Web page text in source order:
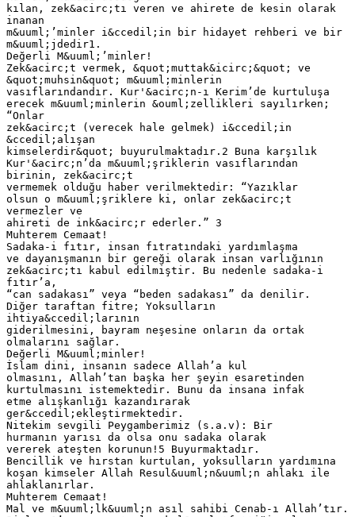
kılan, zek&acirc;tı veren ve ahirete de kesin olarak
inanan
m&uuml;’minler i&ccedil;in bir hidayet rehberi ve bir
m&uuml;jdedir1.
Değerli M&uuml;’minler!
Zek&acirc;t vermek, &quot;muttak&icirc;&quot; ve
&quot;muhsin&quot; m&uuml;minlerin
vasıflarındandır. Kur'&acirc;n-ı Kerim’de kurtuluşa
erecek m&uuml;minlerin &ouml;zellikleri sayılırken;
“Onlar
zek&acirc;t (verecek hale gelmek) i&ccedil;in
&ccedil;alışan
kimselerdir&quot; buyurulmaktadır.2 Buna karşılık
Kur'&acirc;n’da m&uuml;şriklerin vasıflarından
birinin, zek&acirc;t
vermemek olduğu haber verilmektedir: “Yazıklar
olsun o m&uuml;şriklere ki, onlar zek&acirc;t
vermezler ve
ahireti de ink&acirc;r ederler.” 3
Muhterem Cemaat!
Sadaka-i fıtır, insan fıtratındaki yardımlaşma
ve dayanışmanın bir gereği olarak insan varlığının
zek&acirc;tı kabul edilmiştir. Bu nedenle sadaka-i
fıtır’a,
“can sadakası” veya “beden sadakası” da denilir.
Diğer taraftan fitre; Yoksulların
ihtiya&ccedil;larının
giderilmesini, bayram neşesine onların da ortak
olmalarını sağlar.
Değerli M&uuml;minler!
İslam dini, insanın sadece Allah’a kul
olmasını, Allah’tan başka her şeyin esaretinden
kurtulmasını istemektedir. Bunu da insana infak
etme alışkanlığı kazandırarak
ger&ccedil;ekleştirmektedir.
Nitekim sevgili Peygamberimiz (s.a.v): Bir
hurmanın yarısı da olsa onu sadaka olarak
vererek ateşten korunun!5 Buyurmaktadır.
Bencillik ve hırstan kurtulan, yoksulların yardımına
koşan kimseler Allah Resul&uuml;n&uuml;n ahlakı ile
ahlaklanırlar.
Muhterem Cemaat!
Mal ve m&uuml;lk&uuml;n asıl sahibi Cenab-ı Allah’tır.